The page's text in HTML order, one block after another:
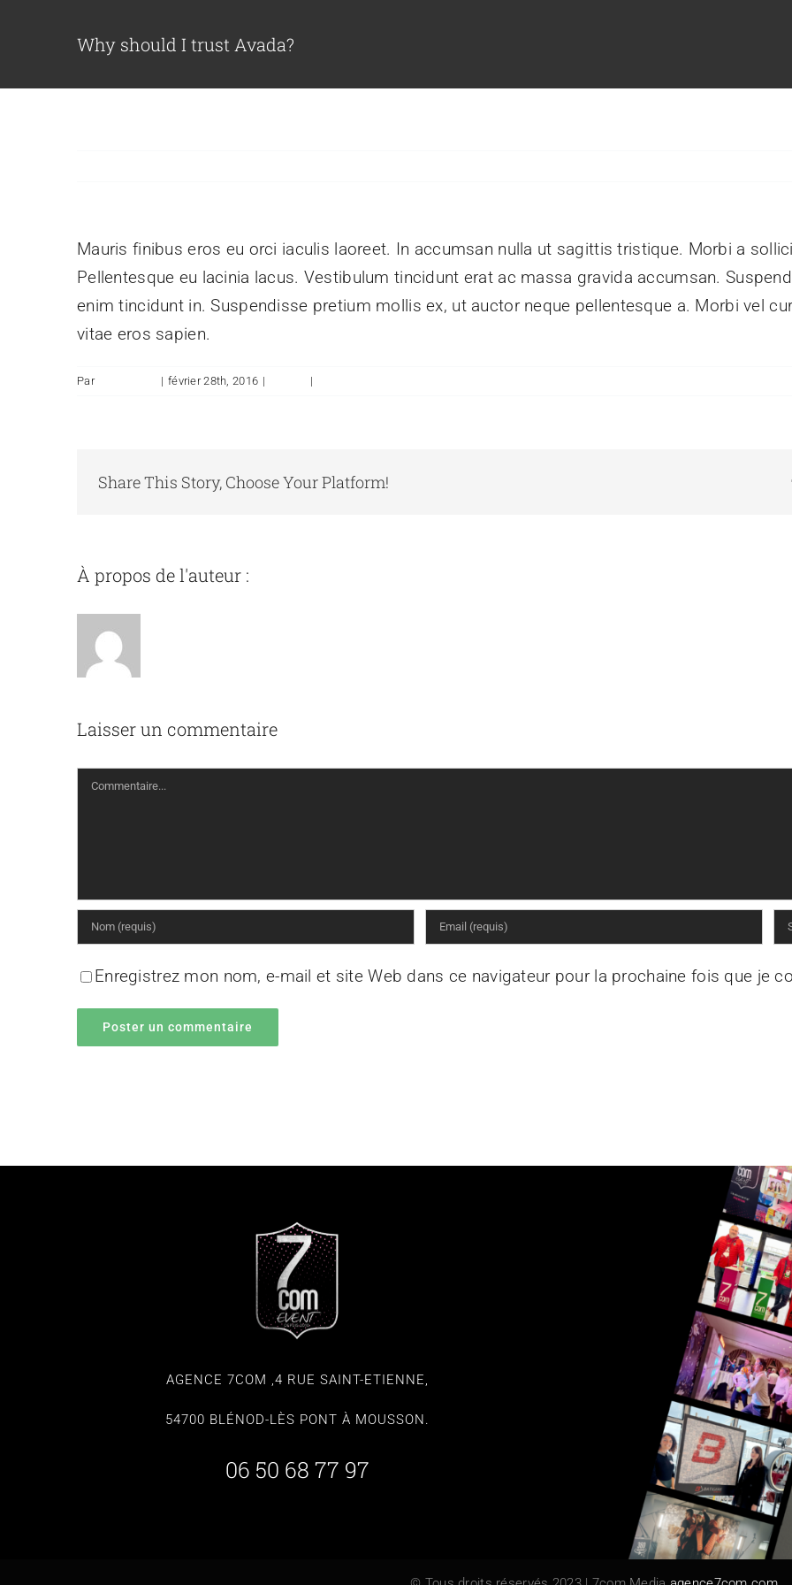
Why should I trust Avada?
Mauris finibus eros eu orci iaculis laoreet. In accumsan nulla ut sagittis tristique. Morbi a
Pellentesque eu lacinia lacus. Vestibulum tincidunt erat ac massa gravida accumsan.
enim tincidunt in. Suspendisse pretium mollis ex, ut auctor neque pellentesque a. Morbi vel
vitae eros sapien.
Par | février 28th, 2016 | |
Share This Story, Choose Your Platform!
À propos de l'auteur :
Laisser un commentaire
Commentaire
Enregistrez mon nom, e-mail et site Web dans ce navigateur pour la prochaine fois que je
AGENCE 7COM ,4 RUE SAINT-ETIENNE,
54700 BLÉNOD-LÈS PONT À MOUSSON.
06 50 68 77 97